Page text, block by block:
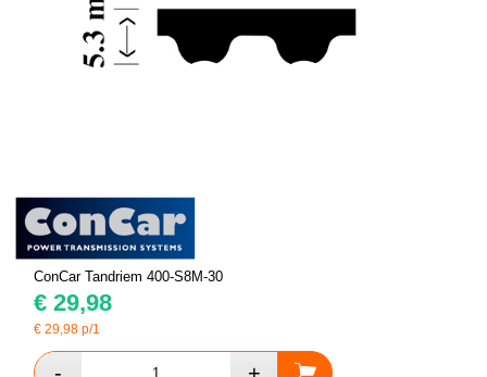
ConCar Tandriem 400-S8M-30
€ 29,98
€29,98 p/1